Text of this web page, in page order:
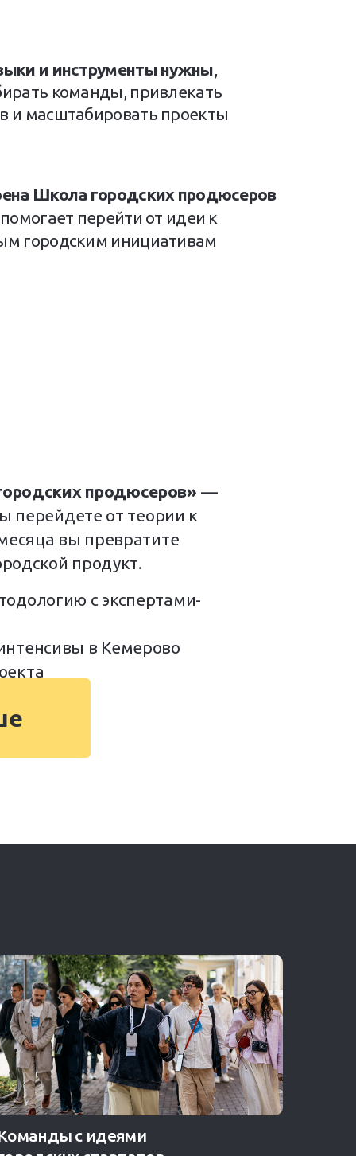
и инструменты нужны,
команды, привлекать
и масштабировать проекты
Школа городских продюсеров
перейти от идеи к
городским инициативам
продюсеров» —
перейдете от теории к
вы превратите
продукт.
с экспертами-
в Кемерово
с идеями